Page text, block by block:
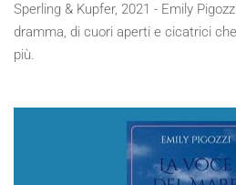
Sperling & Kupfer, 2021 - Emily
dramma, di cuori aperti e cicatrici
più.